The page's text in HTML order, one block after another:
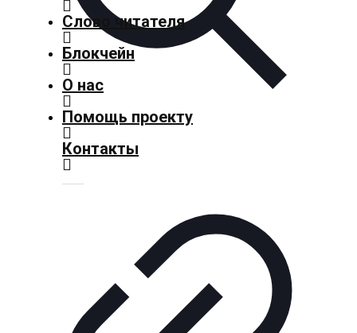
Общество
Политика
Спорт
Культура
читателя
Блокчейн
Слово читателя
Блокчейн
О нас
Помощь проекту
Контакты